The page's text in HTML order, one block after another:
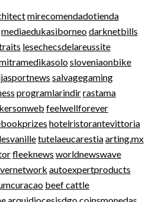
mirecomendadotienda
mediaedukasiborneodarknetbills
lesechecsdelareussite
sloveniaonbike
salvagegaming
programlarindirrastama
feelwellforever
hotelristorantevittoria
tutelaeucarestiaarting.mx
fleeknews worldnewswave
autoexpertproducts
beef cattle